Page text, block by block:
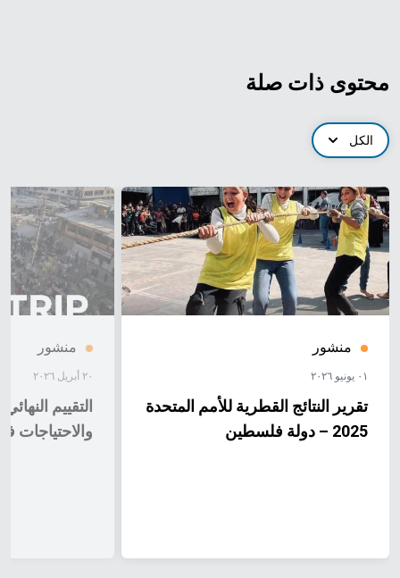
محتوى ذات صلة
الكل
منشور
٠١ يونيو ٢٠٢٦
تقرير النتائج القطرية للأمم المتحدة
2025 – دولة فلسطين
منشور
٢٠ أبريل ٢٠٢٦
التقييم
والاحتياجات